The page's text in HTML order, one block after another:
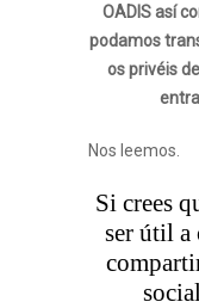
OADIS así
podamos
os privéis
Nos leemos.
Si crees
ser útil a